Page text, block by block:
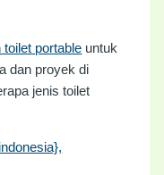
toilet portable untuk
dan proyek di
jenis toilet